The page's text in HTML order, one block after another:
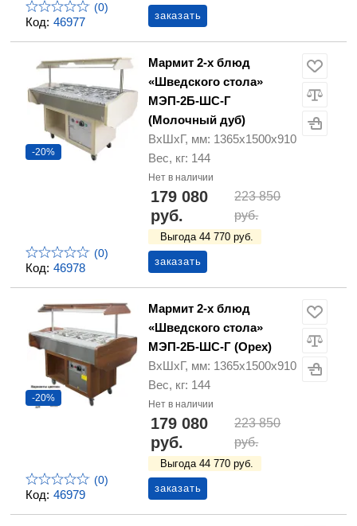
Код: 46977
(0)
заказать
Код: 46978
-20%
(0)
Мармит 2-х блюд
«Шведского стола»
МЭП-2Б-ШС-Г
(Молочный дуб)
ВхШхГ, мм: 1365х1500х910
Вес, кг: 144
Нет в наличии
179 080
руб.
223 850
руб.
Выгода 44 770 руб.
заказать
Код: 46979
-20%
(0)
Мармит 2-х блюд
«Шведского стола»
МЭП-2Б-ШС-Г (Орех)
ВхШхГ, мм: 1365х1500х910
Вес, кг: 144
Нет в наличии
179 080
руб.
223 850
руб.
Выгода 44 770 руб.
заказать